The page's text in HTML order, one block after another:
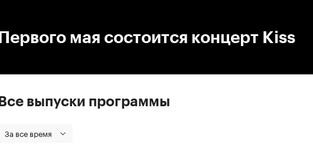
Первого мая состоится концерт Kiss
Все выпуски программы
За все время